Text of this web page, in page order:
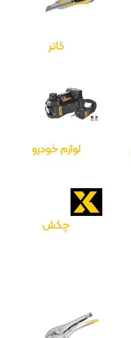
کاتر
لوازم خودرو
چکش